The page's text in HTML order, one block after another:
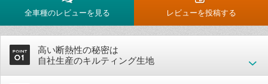
全車種のレビューを見る レビューを投稿する
高い断熱性の秘密は
自社生産のキルティング生地